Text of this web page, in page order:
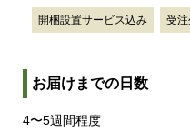
開梱設置サービス込み 受
お届けまでの日数
4〜5週間程度